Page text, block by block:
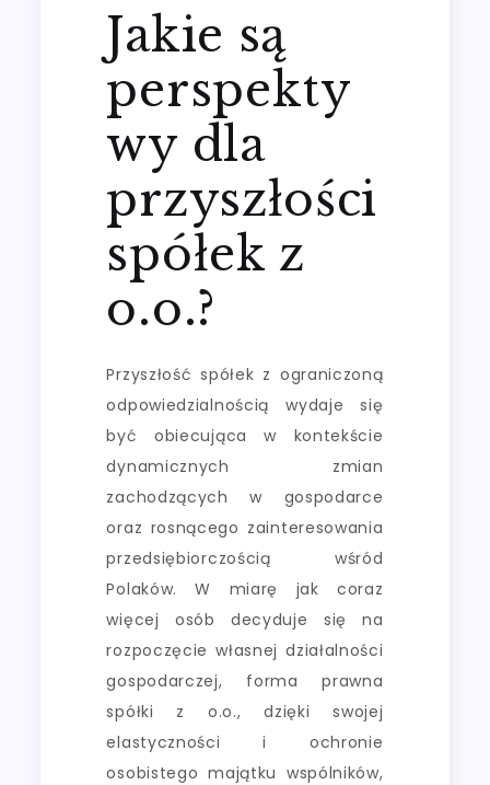
Jakie są
perspekty
wy dla
przyszłości
spółek z
o.o.?
Przyszłość spółek z ograniczoną
odpowiedzialnością wydaje się
być obiecująca w kontekście
dynamicznych zmian
zachodzących w gospodarce
oraz rosnącego zainteresowania
przedsiębiorczością wśród
Polaków. W miarę jak coraz
więcej osób decyduje się na
rozpoczęcie własnej działalności
gospodarczej, forma prawna
spółki z o.o., dzięki swojej
elastyczności i ochronie
osobistego majątku wspólników,